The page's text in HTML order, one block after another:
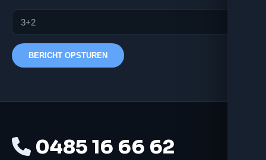
BERICHT OPSTUREN
0485 16 66 62